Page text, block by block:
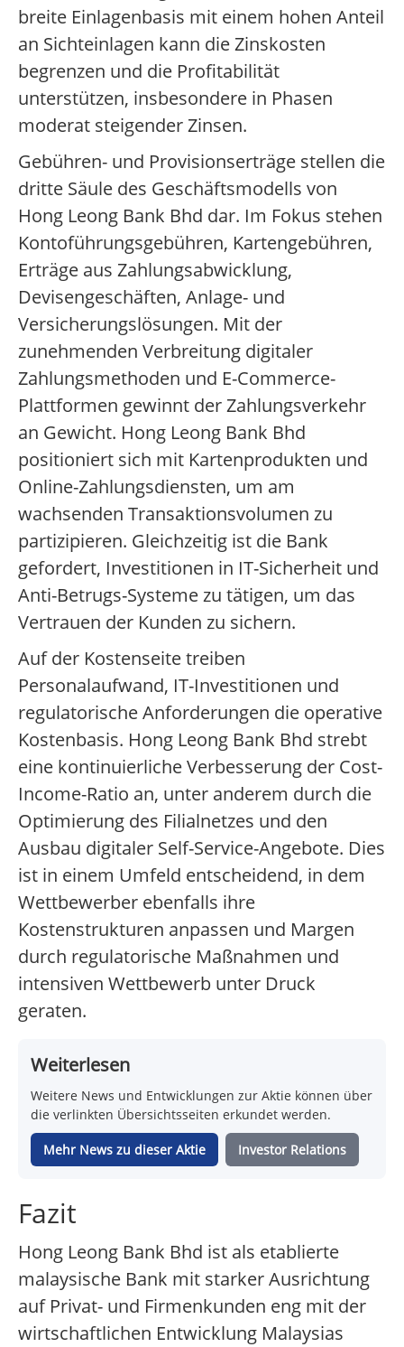
breite Einlagenbasis mit einem hohen Anteil
an Sichteinlagen kann die Zinskosten
begrenzen und die Profitabilität
unterstützen, insbesondere in Phasen
moderat steigender Zinsen.
Gebühren- und Provisionserträge stellen die
dritte Säule des Geschäftsmodells von
Hong Leong Bank Bhd dar. Im Fokus stehen
Kontoführungsgebühren, Kartengebühren,
Erträge aus Zahlungsabwicklung,
Devisengeschäften, Anlage- und
Versicherungslösungen. Mit der
zunehmenden Verbreitung digitaler
Zahlungsmethoden und E-Commerce-
Plattformen gewinnt der Zahlungsverkehr
an Gewicht. Hong Leong Bank Bhd
positioniert sich mit Kartenprodukten und
Online-Zahlungsdiensten, um am
wachsenden Transaktionsvolumen zu
partizipieren. Gleichzeitig ist die Bank
gefordert, Investitionen in IT-Sicherheit und
Anti-Betrugs-Systeme zu tätigen, um das
Vertrauen der Kunden zu sichern.
Auf der Kostenseite treiben
Personalaufwand, IT-Investitionen und
regulatorische Anforderungen die operative
Kostenbasis. Hong Leong Bank Bhd strebt
eine kontinuierliche Verbesserung der Cost-
Income-Ratio an, unter anderem durch die
Optimierung des Filialnetzes und den
Ausbau digitaler Self-Service-Angebote. Dies
ist in einem Umfeld entscheidend, in dem
Wettbewerber ebenfalls ihre
Kostenstrukturen anpassen und Margen
durch regulatorische Maßnahmen und
intensiven Wettbewerb unter Druck
geraten.
Weiterlesen
Weitere News und Entwicklungen zur Aktie können über
die verlinkten Übersichtsseiten erkundet werden.
Mehr News zu dieser Aktie Investor Relations
Fazit
Hong Leong Bank Bhd ist als etablierte
malaysische Bank mit starker Ausrichtung
auf Privat- und Firmenkunden eng mit der
wirtschaftlichen Entwicklung Malaysias